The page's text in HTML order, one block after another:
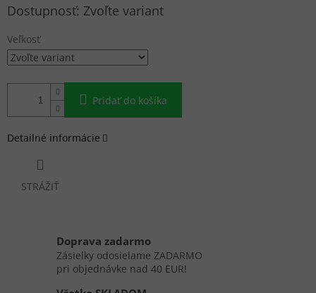
Jednotková
Zvoľte variant
Veľkosť
Pridať do košíka
Detailné informácie
STRÁŽIŤ
Doprava zadarmo
Zásielky odosielame ZADARMO
pri objednávke nad 40 EUR!